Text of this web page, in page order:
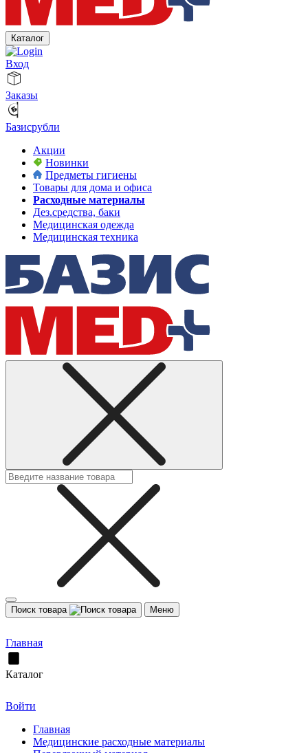
Каталог
Вход
Заказы
Базисрубли
Акции
Новинки
Предметы гигиены
Товары для дома и офиса
Расходные материалы
Дез.средства, баки
Медицинская одежда
Медицинская техника
Поиск товара Меню
Главная
Каталог
Войти
Главная
Медицинские расходные материалы